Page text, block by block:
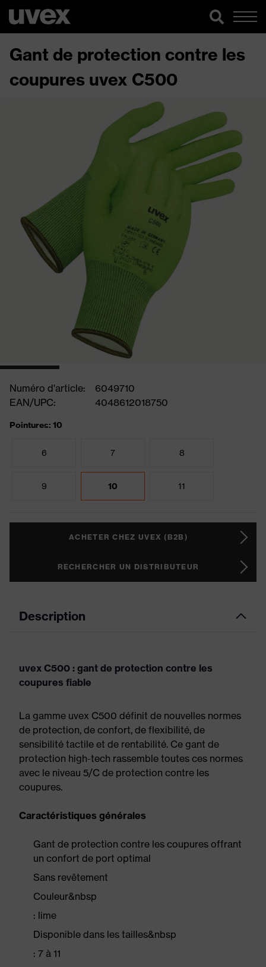
Gant de protection contre les
coupures uvex C500
Numéro d'article:
6049710
EAN/UPC:
4048612018750
Pointures: 10
6 7 8
9 10 11
ACHETER CHEZ UVEX (B2B)
RECHERCHER UN DISTRIBUTEUR
Description
uvex C500 : gant de protection contre les
coupures fiable
La gamme uvex C500 définit de nouvelles normes
de protection, de confort, de flexibilité, de
sensibilité tactile et de rentabilité. Ce gant de
protection high-tech rassemble toutes ces normes
avec le niveau 5/C de protection contre les
coupures.
Caractéristiques générales
Gant de protection contre les coupures offrant
un confort de port optimal
Sans revêtement
Couleur&nbsp
: lime
Disponible dans les tailles&nbsp
: 7 à 11